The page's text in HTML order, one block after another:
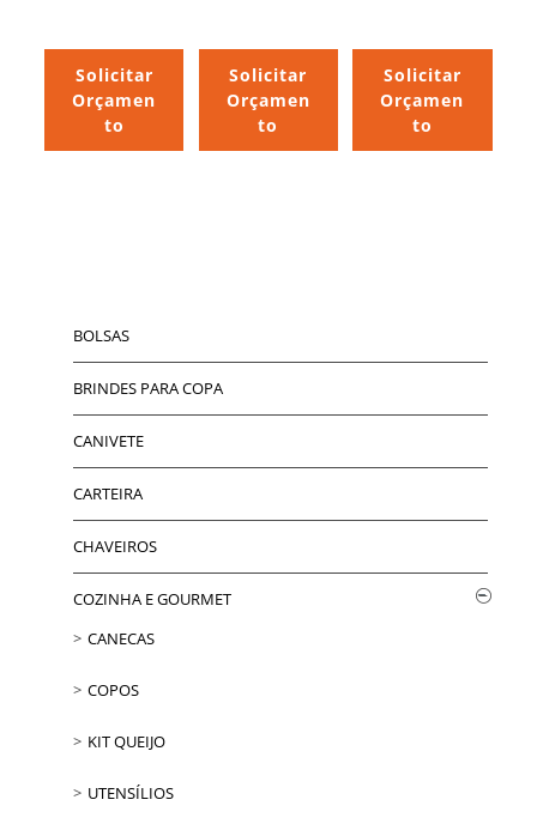
Solicitar
Orçamen
to
Solicitar
Orçamen
to
Solicitar
Orçamen
to
BOLSAS
BRINDES PARA COPA
CANIVETE
CARTEIRA
CHAVEIROS
COZINHA E GOURMET
CANECAS
COPOS
KIT QUEIJO
UTENSÍLIOS